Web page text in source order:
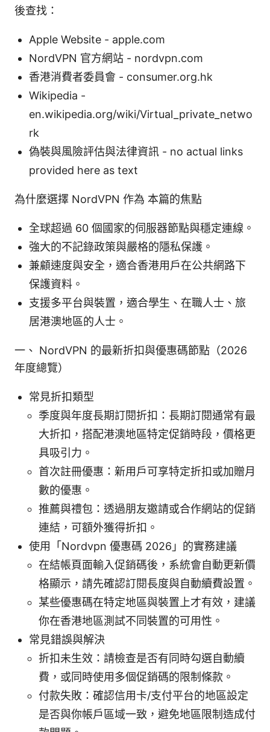
後查找：
Apple Website - apple.com
NordVPN 官方網站 - nordvpn.com
香港消費者委員會 - consumer.org.hk
Wikipedia -
en.wikipedia.org/wiki/Virtual_private_netwo
rk
偽裝與風險評估與法律資訊 - no actual links
provided here as text
為什麼選擇 NordVPN 作為 本篇的焦點
全球超過 60 個國家的伺服器節點與穩定連線。
強大的不記錄政策與嚴格的隱私保護。
兼顧速度與安全，適合香港用戶在公共網路下
保護資料。
支援多平台與裝置，適合學生、在職人士、旅
居港澳地區的人士。
一、 NordVPN 的最新折扣與優惠碼節點（2026
年度總覽）
常見折扣類型
季度與年度長期訂閱折扣：長期訂閱通常有最
大折扣，搭配港澳地區特定促銷時段，價格更
具吸引力。
首次註冊優惠：新用戶可享特定折扣或加贈月
數的優惠。
推薦與禮包：透過朋友邀請或合作網站的促銷
連結，可額外獲得折扣。
使用「Nordvpn 優惠碼 2026」的實務建議
在結帳頁面輸入促銷碼後，系統會自動更新價
格顯示，請先確認訂閱長度與自動續費設置。
某些優惠碼在特定地區與裝置上才有效，建議
你在香港地區測試不同裝置的可用性。
常見錯誤與解決
折扣未生效：請檢查是否有同時勾選自動續
費，或同時使用多個促銷碼的限制條款。
付款失敗：確認信用卡/支付平台的地區設定
是否與你帳戶區域一致，避免地區限制造成付